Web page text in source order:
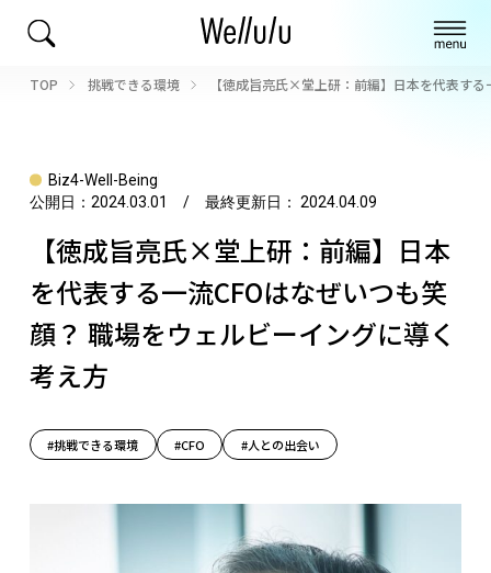
TOP 挑戦できる環境 【徳成旨亮氏×堂上研：前編】日本を代表す
Biz4-Well-Being
公開日： 2024.03.01 / 最終更新日： 2024.04.09
【徳成旨亮氏×堂上研：前編】日本
を代表する一流CFOはなぜいつも笑
顔？ 職場をウェルビーイングに導く
考え方
#挑戦できる環境 #CFO #人との出会い